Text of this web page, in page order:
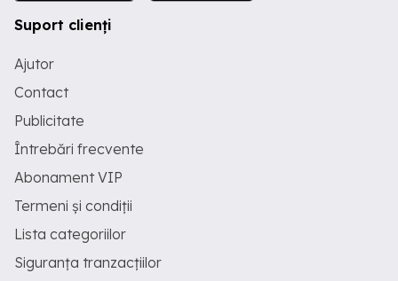
Suport clienți
Ajutor
Contact
Publicitate
Întrebări frecvente
Abonament VIP
Termeni și condiții
Lista categoriilor
Siguranța tranzacțiilor